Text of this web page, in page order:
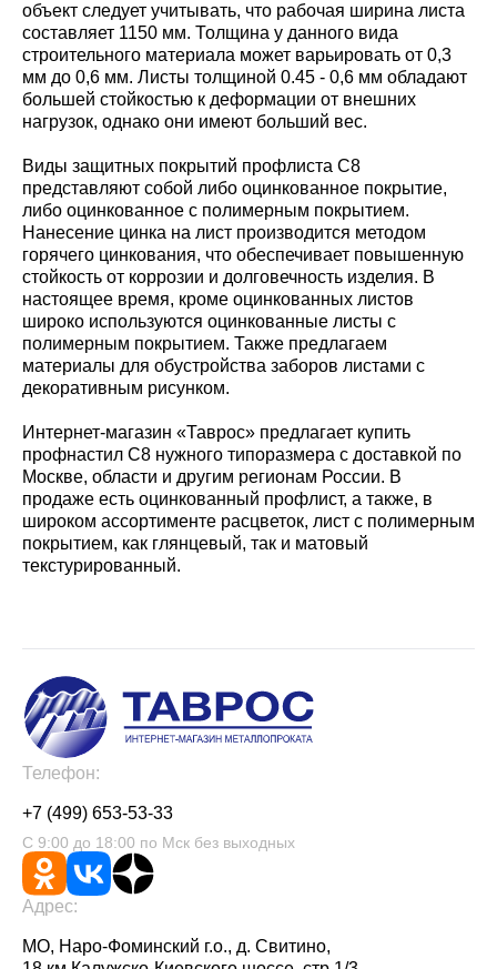
объект следует учитывать, что рабочая ширина листа
составляет 1150 мм. Толщина у данного вида
строительного материала может варьировать от 0,3
мм до 0,6 мм. Листы толщиной 0.45 - 0,6 мм обладают
большей стойкостью к деформации от внешних
нагрузок, однако они имеют больший вес.
Виды защитных покрытий профлиста С8
представляют собой либо оцинкованное покрытие,
либо оцинкованное с полимерным покрытием.
Нанесение цинка на лист производится методом
горячего цинкования, что обеспечивает повышенную
стойкость от коррозии и долговечность изделия. В
настоящее время, кроме оцинкованных листов
широко используются оцинкованные листы с
полимерным покрытием. Также предлагаем
материалы для обустройства заборов листами с
декоративным рисунком.
Интернет-магазин «Таврос» предлагает купить
профнастил С8 нужного типоразмера с доставкой по
Москве, области и другим регионам России. В
продаже есть оцинкованный профлист, а также, в
широком ассортименте расцветок, лист с полимерным
покрытием, как глянцевый, так и матовый
текстурированный.
Телефон:
+7 (499) 653-53-33
С 9:00 до 18:00 по Мск без выходных
Адрес:
МО, Наро-Фоминский г.о., д. Свитино,